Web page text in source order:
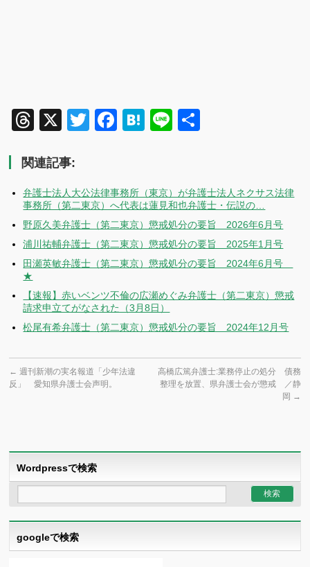
Threads
X TwitterFacebook
Hatena
Line
関連記事:
弁護士法人大公法律事務所（東京）が弁護士法人ネクサス法律
事務所（第二東京）へ代表は蓮見和也弁護士・伝説の…
野原久美弁護士（第二東京）懲戒処分の要旨 2026年6月号
浦川祐輔弁護士（第二東京）懲戒処分の要旨 2025年1月号
田瀬英敏弁護士（第二東京）懲戒処分の要旨 2024年6月号
★
【速報】赤いベンツ不倫の広瀬めぐみ弁護士（第二東京）懲戒
請求申立てがなされた（3月8日）
松尾有希弁護士（第二東京）懲戒処分の要旨 2024年12月号
← 週刊新潮の実名報道「少年法違
反」 愛知県弁護士会声明。
高橋広篤弁護士:業務停止の処分 債務
整理を放置、県弁護士会が懲戒 ／静
岡 →
Wordpressで検索
googleで検索